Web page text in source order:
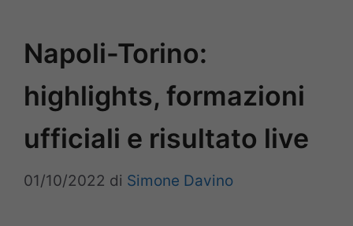
Napoli-Torino:
highlights, formazioni
ufficiali e risultato live
01/10/2022 di Simone Davino